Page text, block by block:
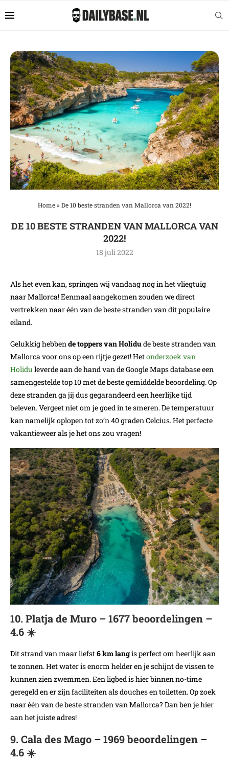
Home» De 10 beste stranden van Mallorca van 2022!
DE 10 BESTE STRANDEN VAN MALLORCA VAN
2022!
18 juli 2022
Als het even kan, springen wij vandaag nog in het vliegtuig
naar Mallorca! Eenmaal aangekomen zouden we direct
vertrekken naar één van de beste stranden van dit populaire
eiland.
Gelukkig hebbende toppers van Holidude beste stranden van
Mallorca voor ons op een rijtje gezet! Hetonderzoek van
Holidu leverde aan de hand van de Google Maps database een
samengestelde top 10 met de beste gemiddelde beoordeling. Op
deze stranden ga jij dus gegarandeerd een heerlijke tijd
beleven. Vergeet niet om je goed in te smeren. De temperatuur
kan namelijk oplopen tot zo’n 40 graden Celcius. Het perfecte
vakantieweer als je het ons zou vragen!
10. Platja de Muro – 1677 beoordelingen –
4.6 ☀️
Dit strand van maar liefst6 km langis perfect om heerlijk aan
te zonnen. Het water is enorm helder en je schijnt de vissen te
kunnen zien zwemmen. Een ligbed is hier binnen no-time
geregeld en er zijn faciliteiten als douches en toiletten. Op zoek
naar één van de beste stranden van Mallorca? Dan ben je hier
aan het juiste adres!
9. Cala des Mago – 1969 beoordelingen –
4.6 ☀️